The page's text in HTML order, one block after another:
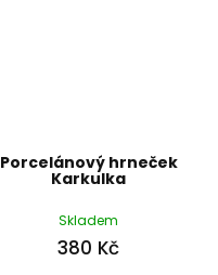
Porcelánový hrneček
Karkulka
Skladem
380 Kč